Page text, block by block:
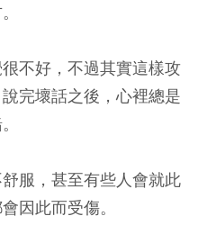
不好，不過其實這樣攻
完壞話之後，心裡總是
服，甚至有些人會就此
因此而受傷。